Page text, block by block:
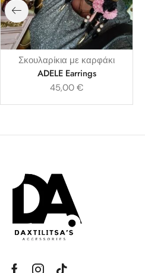
Σκουλαρίκια με καρφάκι
ADELE Earrings
45,00 €